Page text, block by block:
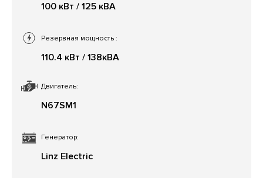
100 кВт / 125 кВА
Двигатель:
N67SM1
Резервная мощность :
110.4 кВт / 138кВА
Генератор:
Linz Electric